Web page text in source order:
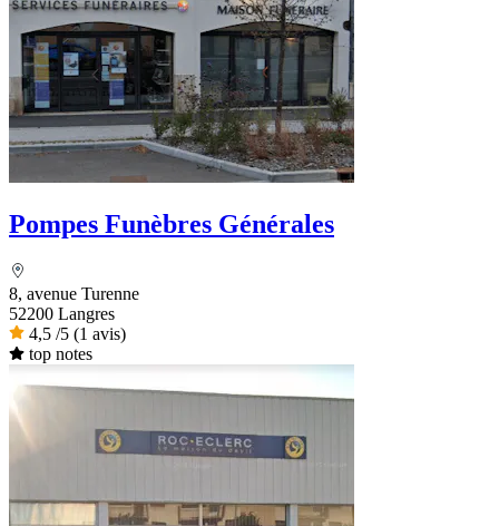
Pompes Funèbres Générales
8, avenue Turenne
52200 Langres
4,5 /5 (1 avis)
top notes